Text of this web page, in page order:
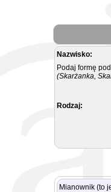
Nazwisko:
Podaj formę
(Skarżanka,
Rodzaj:
Mianownik (to